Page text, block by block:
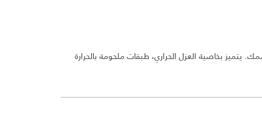
يتميز بخاصية العزل الحراري، طبقات ملحومة بالحرارة